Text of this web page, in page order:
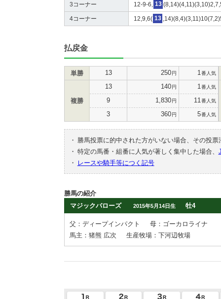
3コーナー 12-9-6, 13
4コーナー 12,9,6( 13
払戻金
単勝 13 250円 1 番人気
複勝
13 140円 1 番人気
9 1,830円 11 番人気
3 360円 5番人気
・
勝馬投票に的中された方がいない場合、その投
・ 特定の馬番・組番に人気が著しく集中した場合、
・
レースや騎手等につく記号
勝馬の紹介
マジックバローズ
2015年5月14日生 牡4
父：ディープインパクト
母：ゴーカロライナ
馬主：猪熊 広次
生産牧場：下河辺牧場